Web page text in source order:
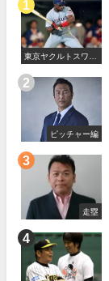
東京ヤクルトスワロ
ピッチャー編
走塁